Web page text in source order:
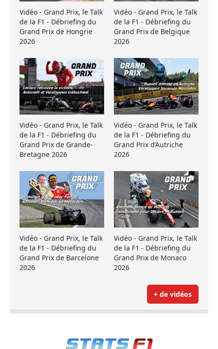
Vidéo - Grand Prix, le Talk
de la F1 - Débriefing du
Grand Prix de Hongrie
2026
Vidéo - Grand Prix, le Talk
de la F1 - Débriefing du
Grand Prix de Belgique
2026
Vidéo - Grand Prix, le Talk
de la F1 - Débriefing du
Grand Prix de Grande-
Bretagne 2026
Vidéo - Grand Prix, le Talk
de la F1 - Débriefing du
Grand Prix d’Autriche
2026
Vidéo - Grand Prix, le Talk
de la F1 - Débriefing du
Grand Prix de Barcelone
2026
Vidéo - Grand Prix, le Talk
de la F1 - Débriefing du
Grand Prix de Monaco
2026
+ de vidéos